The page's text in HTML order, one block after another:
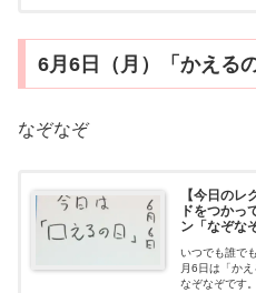
6月6日（月）「かえるの
なぞなぞ
【今日の
ドをつかっ
ン「なぞな
いつでも誰で
月6日は「か
なぞなぞです